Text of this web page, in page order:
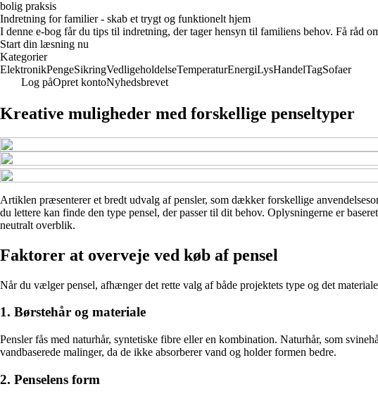
bolig praksis
Indretning for familier - skab et trygt og funktionelt hjem
I denne e-bog får du tips til indretning, der tager hensyn til familiens behov. Få råd
Start din læsning nu
Kategorier
ElektronikPengeSikringVedligeholdelseTemperaturEnergiLysHandelTagSofaer
Log påOpret kontoNyhedsbrevet
Kreative muligheder med forskellige penseltyper
Artiklen præsenterer et bredt udvalg af pensler, som dækker forskellige
du lettere kan finde den type pensel, der passer til dit behov. Oplysningerne er
neutralt overblik.
Faktorer at overveje ved køb af pensel
Når du vælger pensel, afhænger det rette valg af både projektets type og det
1. Børstehår og materiale
Pensler fås med naturhår, syntetiske fibre eller en kombination. Naturhår, som
vandbaserede malinger, da de ikke absorberer vand og holder formen bedre.
2. Penselens form